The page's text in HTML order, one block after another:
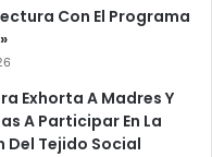
Con El Programa
Exhorta A Madres Y
A Participar En La
Del Tejido Social